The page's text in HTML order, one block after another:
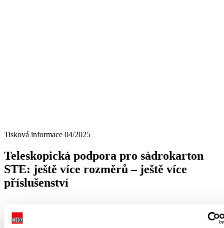
Tisková informace 04/2025
Teleskopická podpora pro sádrokarton
STE: ještě více rozměrů – ještě více
příslušenství